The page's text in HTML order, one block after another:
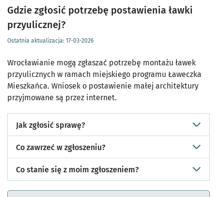
Gdzie zgłosić potrzebę postawienia ławki
przyulicznej?
Ostatnia aktualizacja: 17-03-2026
Wrocławianie mogą zgłaszać potrzebę montażu ławek
przyulicznych w ramach miejskiego programu Ławeczka
Mieszkańca. Wniosek o postawienie małej architektury
przyjmowane są przez internet.
Jak zgłosić sprawę?
Co zawrzeć w zgłoszeniu?
Co stanie się z moim zgłoszeniem?